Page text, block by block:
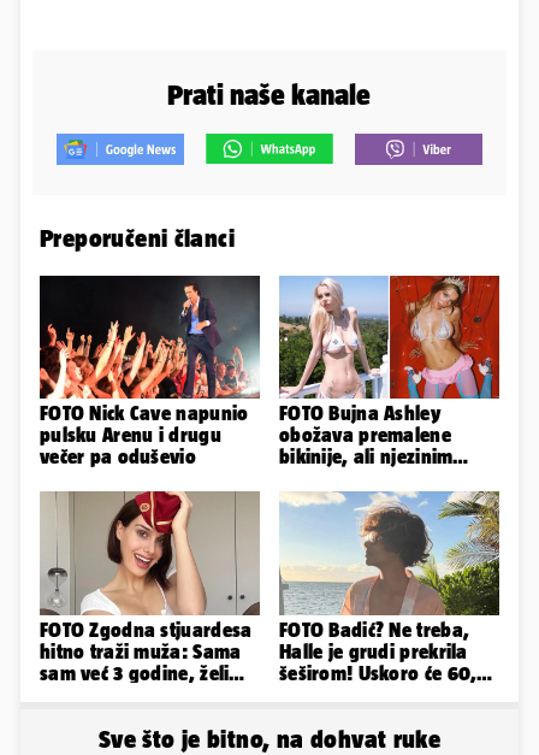
Prati naše kanale
Preporučeni članci
FOTO Nick Cave napunio
pulsku Arenu i drugu
večer pa oduševio
FOTO Bujna Ashley
obožava premalene
bikinije, ali njezinim
smeta
FOTO Zgodna stjuardesa
hitno traži muža: Sama
sam već 3 godine, želim
FOTO Badić? Ne treba,
Halle je grudi prekrila
šeširom! Uskoro će 60,
Sve što je bitno, na dohvat ruke